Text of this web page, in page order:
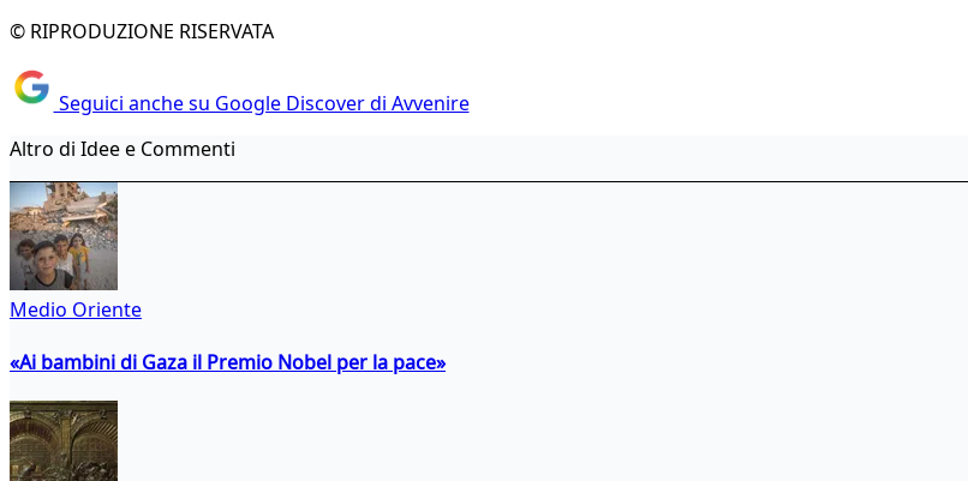
© RIPRODUZIONE RISERVATA
Seguici anche su Google Discover di Avvenire
Altro di Idee e Commenti
Medio Oriente
«Ai bambini di Gaza il Premio Nobel per la pace»